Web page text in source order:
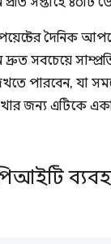
দৈনিক
সবচেয়ে
পারবেন, যা
জন্য এটিকে